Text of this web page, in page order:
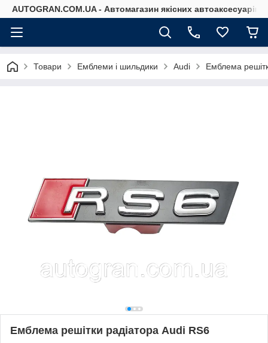
AUTOGRAN.COM.UA - Автомагазин якісних автоаксесуарів
Товари Емблеми і шильдики Audi Емблема
Емблема решітки радіатора Audi RS6